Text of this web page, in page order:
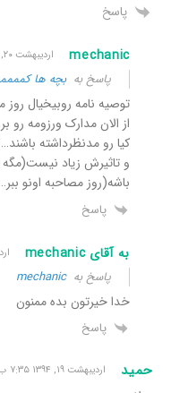
پاسخ
mechanic اردیبهشت ۲۰, ۱۳۹۴ ۵:۳۷ ب٫ظ
پاسخ بهبچه ها
توصیه نامه روبیخیال
از الان مدارک ورزومه رو
کیا رو مدنظرداشته
و تاثیرش زیاد نیست(مگه
باشه(روز مصاحبه اونو ببر…
پاسخ
به آقای mechanic
پاسخ بهmechanic
خدا خیرتون بده ممنون
پاسخ
حمید اردیبهشت ۱۹, ۱۳۹۴ ۷:۳۵ ب٫ظ